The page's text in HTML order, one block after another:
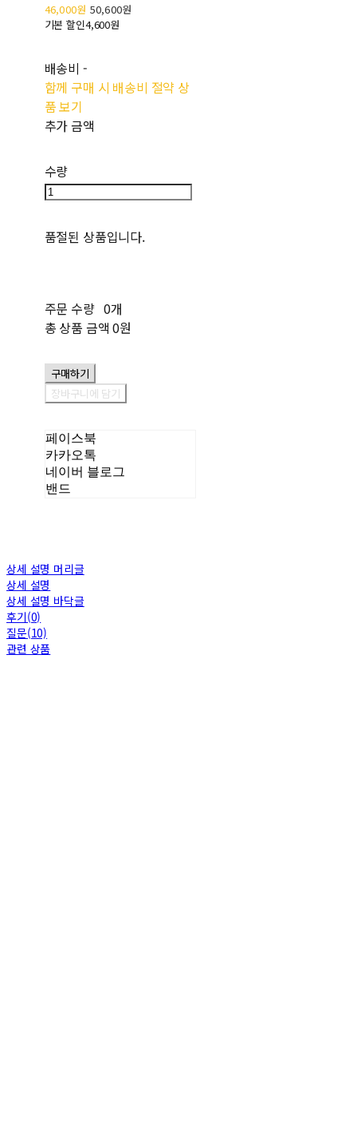
46,000원 50,600원
기본 할인4,600원
배송비 -
함께 구매 시 배송비 절약 상
품 보기
추가 금액
수량
품절된 상품입니다.
주문 수량 0개
총 상품 금액 0원
구매하기
장바구니에 담기
페이스북
카카오톡
네이버 블로그
밴드
상세 설명 머리글
상세 설명
상세 설명 바닥글
후기(0)
질문(10)
관련 상품